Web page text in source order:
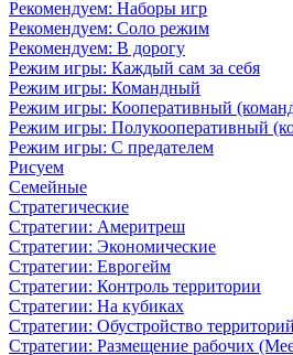
Рекомендуем: Наборы игр
Рекомендуем: Соло режим
Рекомендуем: В дорогу
Режим игры: Каждый сам за себя
Режим игры: Командный
Режим игры: Кооперативный
Режим игры: Полукооперативный
Режим игры: С предателем
Рисуем
Семейные
Стратегические
Стратегии: Америтреш
Стратегии: Экономические
Стратегии: Еврогейм
Стратегии: Контроль территории
Стратегии: На кубиках
Стратегии: Обустройство территорий
Стратегии: Размещение рабочих